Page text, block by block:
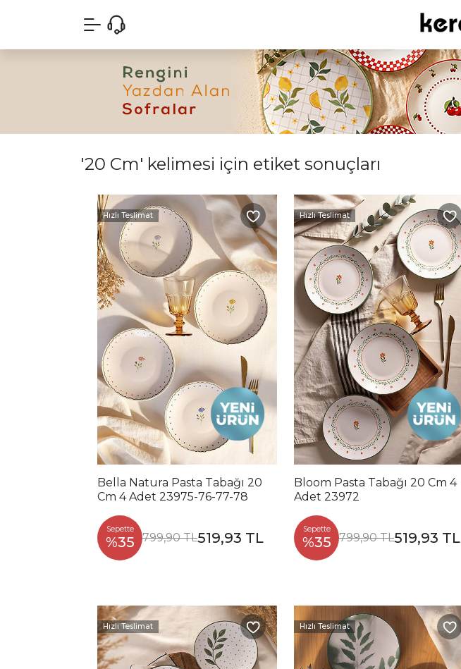
'20 Cm' kelimesi için etiket sonuçları
Hızlı Teslimat
Bella Natura Pasta Tabağı 20
Cm 4 Adet 23975-76-77-78
Sepette
%35 799,90 TL519,93 TL
Hızlı Teslimat
Bloom Pasta Tabağı 20 Cm 4
Adet 23972
Sepette
%35 799,90 TL519,93 TL
Hızlı Teslimat Hızlı Teslimat